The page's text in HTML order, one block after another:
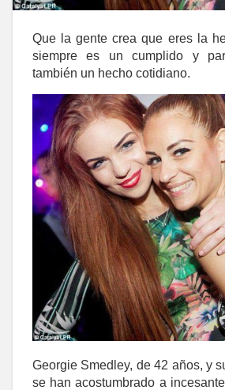
Que la gente crea que eres la
siempre es un cumplido y
también un hecho cotidiano.
Georgie Smedley, de 42 años, y
se han acostumbrado a